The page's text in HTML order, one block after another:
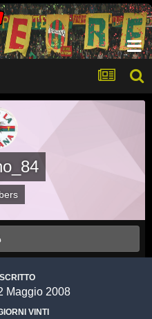
ISCRITTO
Maggio 2008
VINTI